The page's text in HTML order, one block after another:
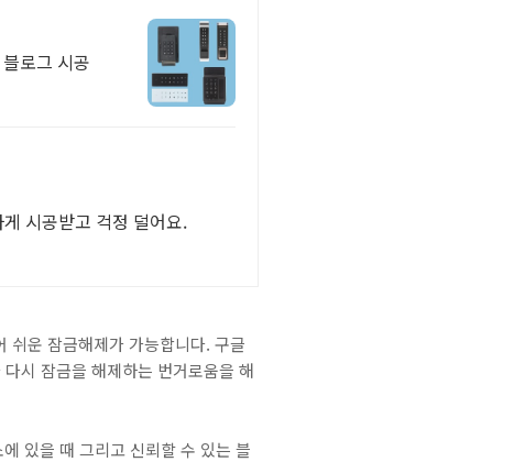
로그 시공
시공받고 걱정 덜어요.
운 잠금해제가 가능합니다. 구글
시 잠금을 해제하는 번거로움을 해
있을 때 그리고 신뢰할 수 있는 블